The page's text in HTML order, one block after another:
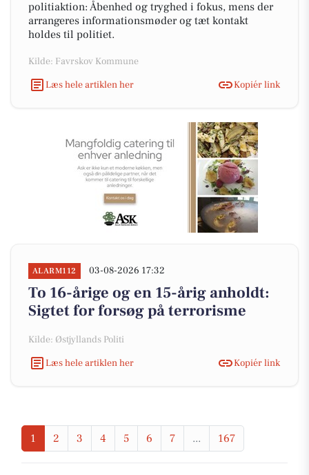
politiaktion: Åbenhed og tryghed i fokus, mens der
arrangeres informationsmøder og tæt kontakt
holdes til politiet.
Kilde: Favrskov Kommune
Læs hele artiklen her
Kopiér link
ALARM112 03-08-2026 17:32
To 16-årige og en 15-årig anholdt:
Sigtet for forsøg på terrorisme
Kilde: Østjyllands Politi
Læs hele artiklen her
Kopiér link
1 2 3 4 5 6 7 ... 167